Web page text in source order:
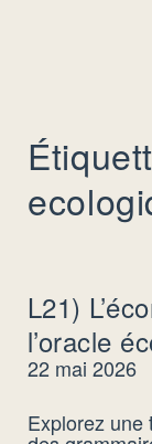
L21)
l’oracle
22 mai 2026
Explorez une